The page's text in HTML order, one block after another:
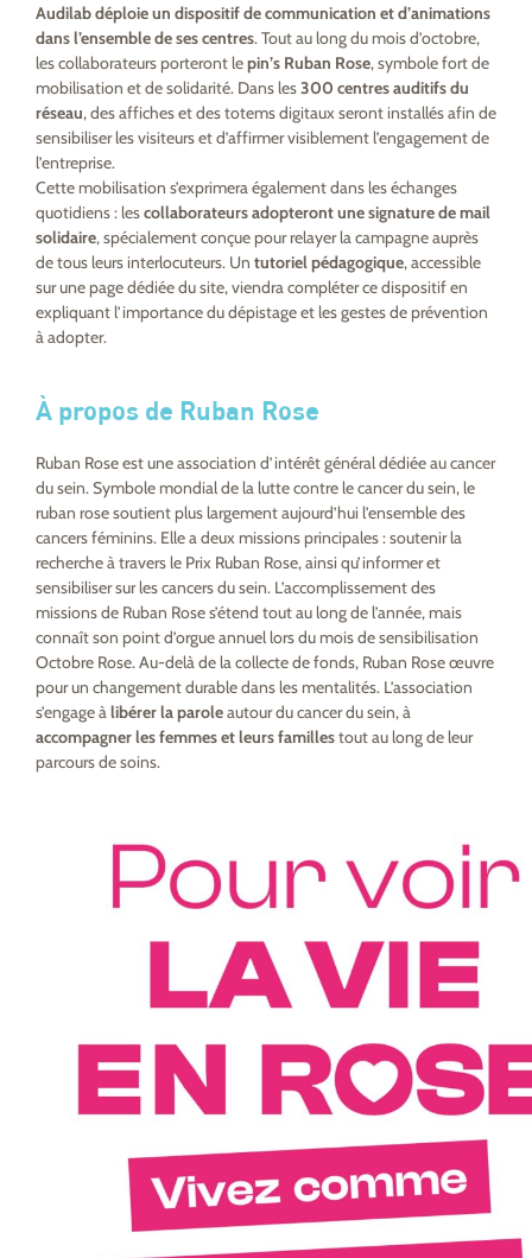
Audilab déploie un dispositif de communication et d’animations
dans l’ensemble de ses centres. Tout au long du mois d’octobre,
les collaborateurs porteront lepin’s Ruban Rose, symbole fort de
mobilisation et de solidarité. Dans les300 centres auditifs du
réseau, des affiches et des totems digitaux seront installés afin de
sensibiliser les visiteurs et d’affirmer visiblement l’engagement de
l’entreprise.
Cette mobilisation s’exprimera également dans les échanges
quotidiens : lescollaborateurs adopteront une signature de mail
solidaire, spécialement conçue pour relayer la campagne auprès
de tous leurs interlocuteurs. Un tutoriel pédagogique, accessible
sur une page dédiée du site, viendra compléter ce dispositif en
expliquant l’importance du dépistage et les gestes de prévention
à adopter.
À propos de Ruban Rose
Ruban Rose est une association d’intérêt général dédiée au cancer
du sein. Symbole mondial de la lutte contre le cancer du sein, le
ruban rose soutient plus largement aujourd’hui l’ensemble des
cancers féminins. Elle a deux missions principales : soutenir la
recherche à travers le Prix Ruban Rose, ainsi qu’informer et
sensibiliser sur les cancers du sein. L’accomplissement des
missions de Ruban Rose s’étend tout au long de l’année, mais
connaît son point d’orgue annuel lors du mois de sensibilisation
Octobre Rose. Au-delà de la collecte de fonds, Ruban Rose œuvre
pour un changement durable dans les mentalités. L’association
s’engage àlibérer la paroleautour du cancer du sein, à
accompagner les femmes et leurs famillestout au long de leur
parcours de soins.